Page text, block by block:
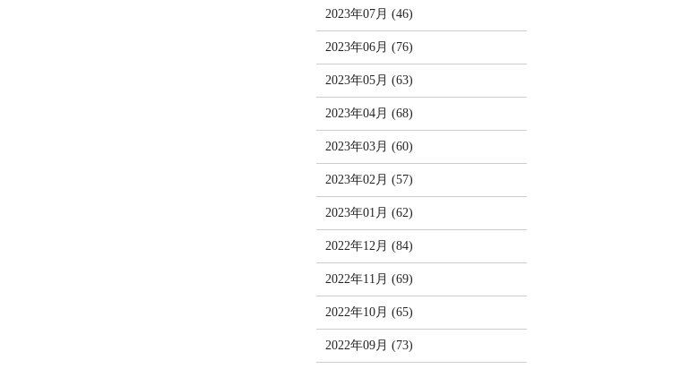
2023年07月 (46)
2023年06月 (76)
2023年05月 (63)
2023年04月 (68)
2023年03月 (60)
2023年02月 (57)
2023年01月 (62)
2022年12月 (84)
2022年11月 (69)
2022年10月 (65)
2022年09月 (73)